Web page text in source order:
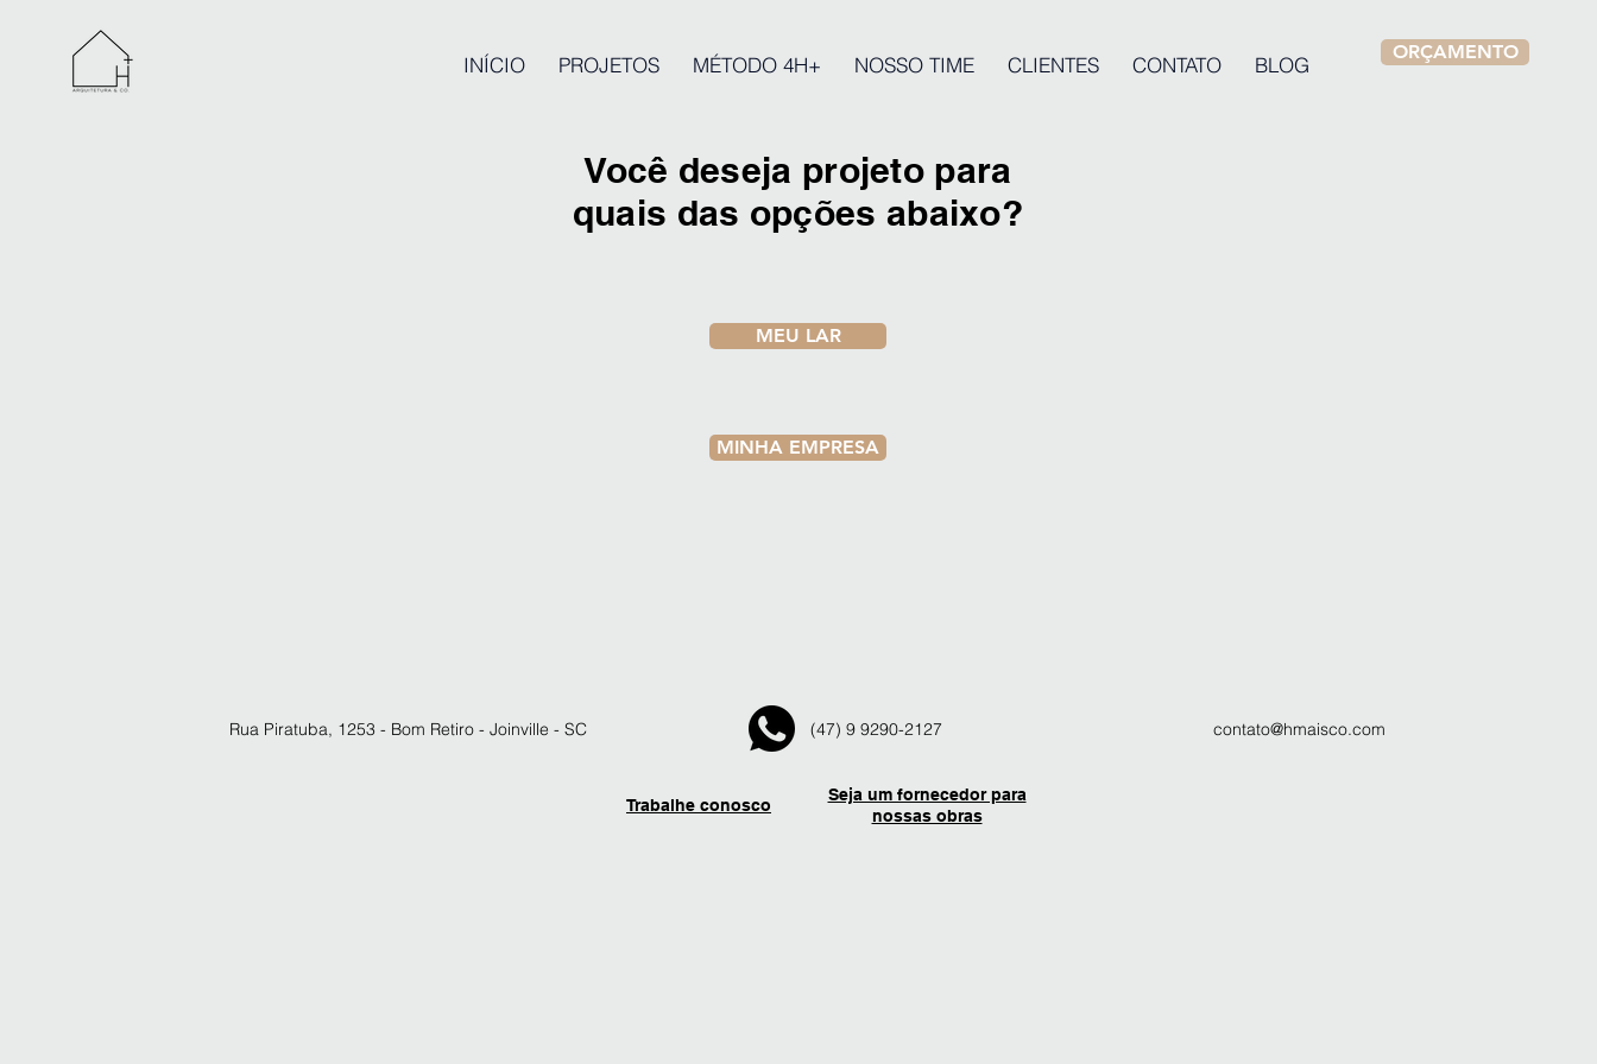
INÍCIO PROJETOS MÉTODO 4H+ NOSSO TIME CLIENTES CONTATO BLOG
ORÇAMENTO
Você deseja projeto para
quais das opções abaixo?
MEU LAR
MINHA EMPRESA
Rua Piratuba, 1253 - Bom Retiro - Joinville - SC (47) 9 9290-2127
Trabalhe conosco
Seja um fornecedor para
nossas obras
contato@hmaisco.com